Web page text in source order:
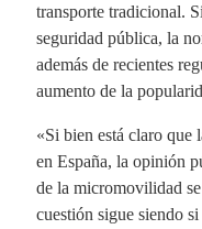
transporte tradicional.
seguridad pública, la
además de recientes
aumento de la
«Si bien está claro que
en España, la opinión
de la micromovilidad
cuestión sigue siendo